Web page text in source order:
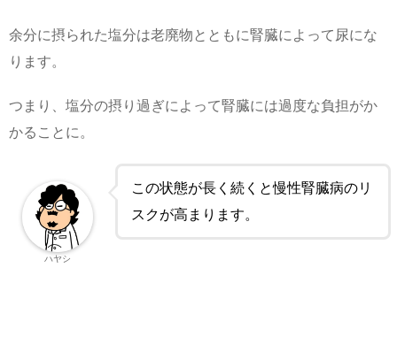
余分に摂られた塩分は老廃物とともに腎臓によって尿にな
ります。
つまり、塩分の摂り過ぎによって腎臓には過度な負担がか
かることに。
この状態が長く続くと慢性腎臓病のリ
スクが高まります。
ハヤシ